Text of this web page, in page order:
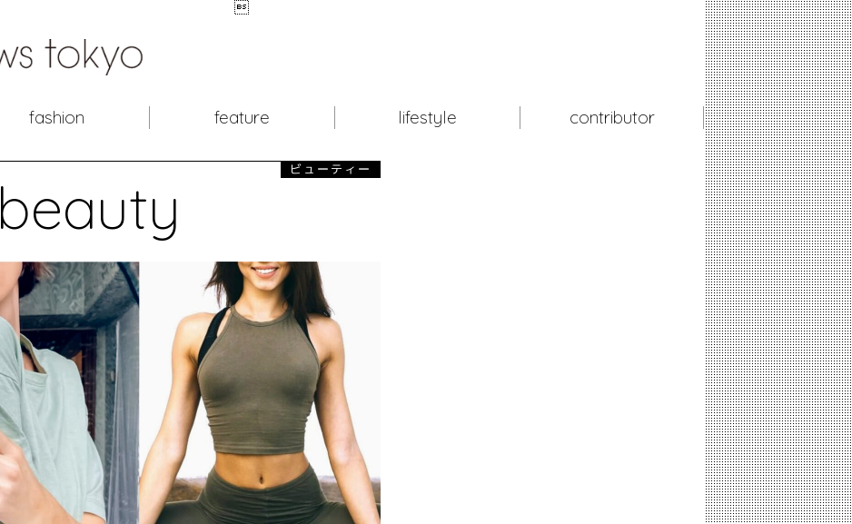

fashion feature lifestyle contributor
beauty
ビューティー